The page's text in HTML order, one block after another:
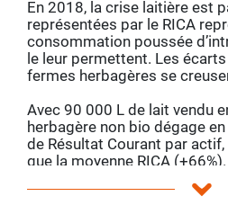
En 2018, la crise laitière est
représentées par le RICA
consommation poussée
le leur permettent. Les
fermes herbagères se
Avec 90 000 L de lait vendu
herbagère non bio dégage
de Résultat Courant par
que la moyenne RICA (+66%).
Au final, il y a 292 € de